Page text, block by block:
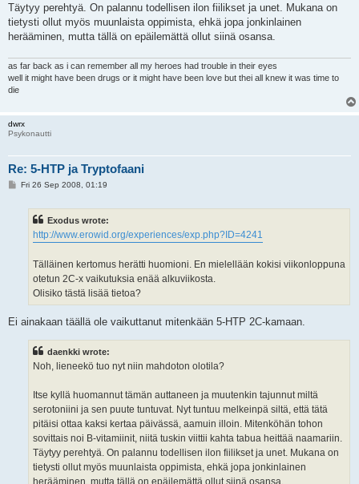
Täytyy perehtyä. On palannu todellisen ilon fiilikset ja unet. Mukana on
tietysti ollut myös muunlaista oppimista, ehkä jopa jonkinlainen
herääminen, mutta tällä on epäilemättä ollut siinä osansa.
as far back as i can remember all my heroes had trouble in their eyes
well it might have been drugs or it might have been love but thei all knew it was time to
die
dwrx
Psykonautti
Re: 5-HTP ja Tryptofaani
PFri 26 Sep 2008, 01:19
Exodus wrote:
http://www.erowid.org/experiences/exp.php?ID=4241
Tälläinen kertomus herätti huomioni. En mielellään kokisi viikonloppuna
otetun 2C-x vaikutuksia enää alkuviikosta.
Olisiko tästä lisää tietoa?
Ei ainakaan täällä ole vaikuttanut mitenkään 5-HTP 2C-kamaan.
daenkki wrote:
Noh, lieneekö tuo nyt niin mahdoton olotila?
Itse kyllä huomannut tämän auttaneen ja muutenkin tajunnut miltä
serotoniini ja sen puute tuntuvat. Nyt tuntuu melkeinpä siltä, että tätä
pitäisi ottaa kaksi kertaa päivässä, aamuin illoin. Mitenköhän tohon
sovittais noi B-vitamiinit, niitä tuskin viittii kahta tabua heittää naamariin.
Täytyy perehtyä. On palannu todellisen ilon fiilikset ja unet. Mukana on
tietysti ollut myös muunlaista oppimista, ehkä jopa jonkinlainen
herääminen, mutta tällä on epäilemättä ollut siinä osansa.